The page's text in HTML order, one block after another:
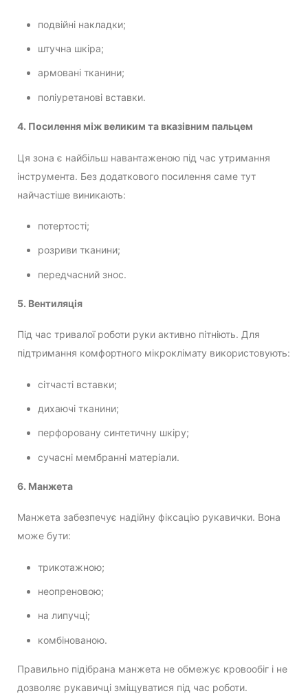
подвійні накладки;
штучна шкіра;
армовані тканини;
поліуретанові вставки.
4. Посилення між великим та вказівним пальцем
Ця зона є найбільш навантаженою під час утримання
інструмента. Без додаткового посилення саме тут
найчастіше виникають:
потертості;
розриви тканини;
передчасний знос.
5. Вентиляція
Під час тривалої роботи руки активно пітніють. Для
підтримання комфортного мікроклімату використовують:
сітчасті вставки;
дихаючі тканини;
перфоровану синтетичну шкіру;
сучасні мембранні матеріали.
6. Манжета
Манжета забезпечує надійну фіксацію рукавички. Вона
може бути:
трикотажною;
неопреновою;
на липучці;
комбінованою.
Правильно підібрана манжета не обмежує кровообіг і не
дозволяє рукавичці зміщуватися під час роботи.